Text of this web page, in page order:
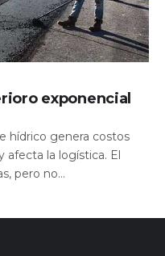
exponencial
hídrico genera costos
afecta la logística. El
pero no...